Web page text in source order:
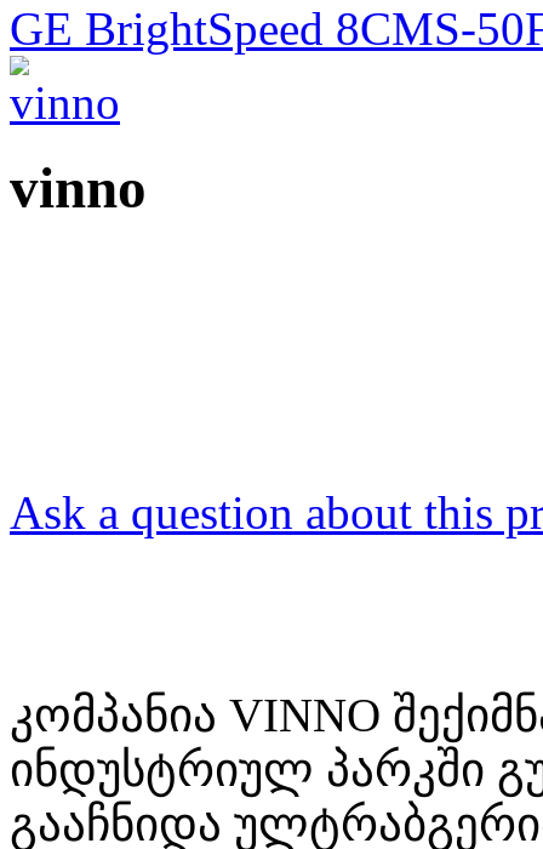
GE BrightSpeed 8CMS-
vinno
Ask a question about this
კომპანია VINNO
ინდუსტრიულ პარკში
გააჩნიდა